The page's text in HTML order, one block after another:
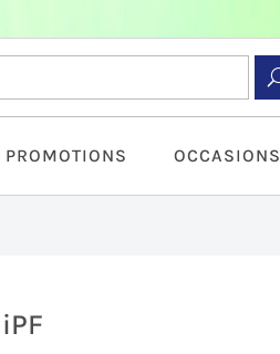
PROMOTIONS OCCASIONS